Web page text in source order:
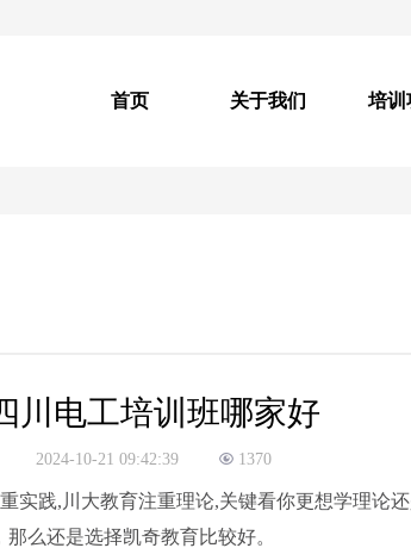
首页 关于我们 培训
川电工培训班哪家好
2024-10-21 09:42:39 1370
实践,川大教育注重理论,关键看你更想学理论
么还是选择凯奇教育比较好。